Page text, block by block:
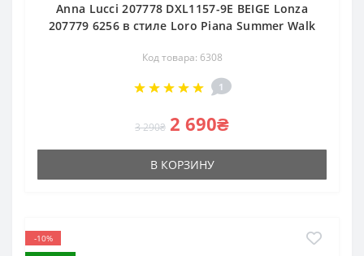
Anna Lucci 207778 DXL1157-9E BEIGE Lonza
207779 6256 в стиле Loro Piana Summer Walk
Код товара: 6308
1
3 290₴ 2 690₴
В КОРЗИНУ
-10%